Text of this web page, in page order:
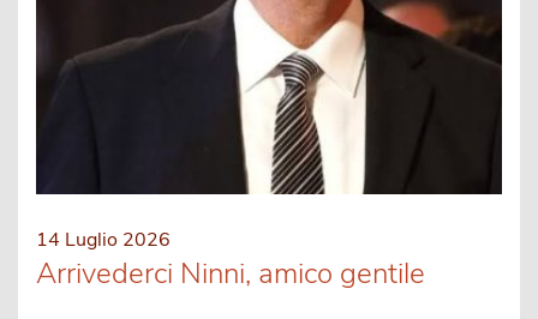
14 Luglio 2026
Arrivederci Ninni, amico gentile